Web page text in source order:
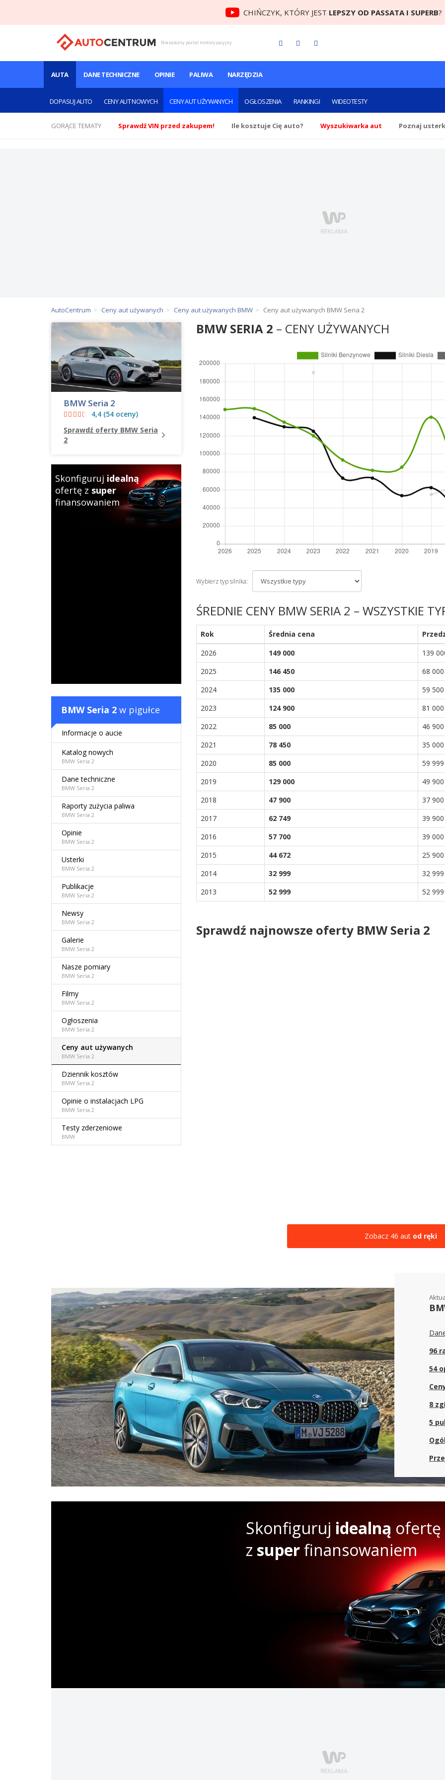
CHIŃCZYK, KTÓRY JEST LEPSZY OD PASSATA I SUPERB?
Niezależny portal motoryzacyjny
AUTA
DOPASUJ AUTO CENY AUT NOWYCH CENY AUT UŻYWANYCH OGŁOSZENIA RANKINGI WIDEOTESTY
DANE TECHNICZNE OPINIE PALIWA NARZĘDZIA
GORĄCE TEMATY Sprawdź VIN przed zakupem! Ile kosztuje Cię auto? Wyszukiwarka aut Poznaj
AutoCentrum Ceny aut używanych Ceny aut używanych BMW Ceny aut używanych BMW Seria 2
BMW SERIA 2 – CENY UŻYWANYCH
Wybierz typ silnika:
ŚREDNIE CENY BMW SERIA 2 – WSZYSTKIE
Rok Średnia cena
2026
149 000
139
2025
146 450
68
2024
135 000
59
2023
124 900
81
2022
85 000
46
2021
78 450
35
2020
85 000
59
2019
129 000
49
2018
47 900
37
2017
62 749
39
2016
57 700
39
2015
44 672
25
2014
32 999
32
2013
52 999 52
Sprawdź najnowsze oferty BMW Seria 2
Zobacz 46 aut od ręki
BMW Seria 2
4,4 (54 oceny)
Sprawdź oferty BMW Seria
2
Skonfiguruj idealną
ofertę z super
finansowaniem
BMW Seria 2 w pigułce
Informacje o aucie
Katalog nowych
BMW Seria 2
Dane techniczne
BMW Seria 2
Raporty zużycia paliwa
BMW Seria 2
Opinie
BMW Seria 2
Usterki
BMW Seria 2
Publikacje
BMW Seria 2
Newsy
BMW Seria 2
Galerie
BMW Seria 2
Nasze pomiary
BMW Seria 2
Filmy
BMW Seria 2
Ogłoszenia
BMW Seria 2
Ceny aut używanych
BMW Seria 2
Dziennik kosztów
BMW Seria 2
Opinie o instalacjach LPG
BMW Seria 2
Testy zderzeniowe
BMW
96
54
8
5
Skonfiguruj idealną ofertę
z superfinansowaniem